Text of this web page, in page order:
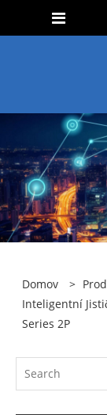
Domov >
Inteligentní
Series 2P